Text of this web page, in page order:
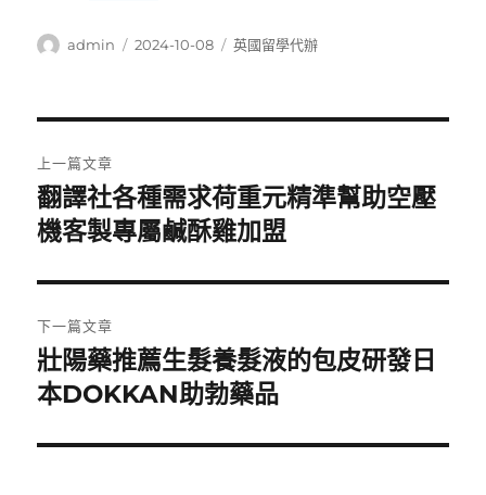
作
admin
發
2024-10-08
分
英國留學代辦
章
導
覽
上一篇文章
上
一
文
章:
翻譯社各種需求荷重元精準幫助空壓
機客製專屬鹹酥雞加盟
下一篇文章
下
一
文
壯陽藥推薦生髮養髮液的包皮研發日
本DOKKAN助勃藥品